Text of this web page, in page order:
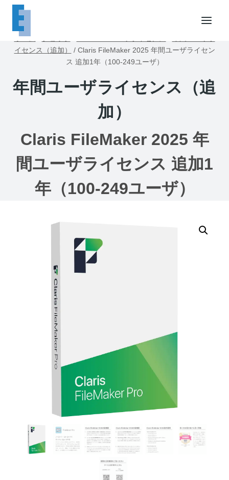
ホーム
イセンス（追加）
/ Claris FileMaker 2025 年間ユーザライセン
ス 追加1年（100-249ユーザ）
年間ユーザライセンス（追
加）
Claris FileMaker 2025 年
間ユーザライセンス 追加1
年（100-249ユーザ）